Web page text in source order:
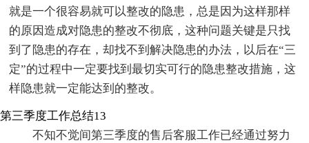
就是一个很容易就可以整改的隐患，总是因为这样那样
的原因造成对隐患的整改不彻底，这种问题关键是只找
到了隐患的存在，却找不到解决隐患的办法，以后在“三
定”的过程中一定要找到最切实可行的隐患整改措施，这
样隐患就一定能达到的整改。
第三季度工作总结13
不知不觉间第三季度的售后客服工作已经通过努力